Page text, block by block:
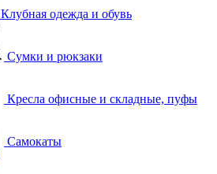
Клубная одежда и обувь
Сумки и рюкзаки
Кресла офисные и складные, пуфы
Самокаты